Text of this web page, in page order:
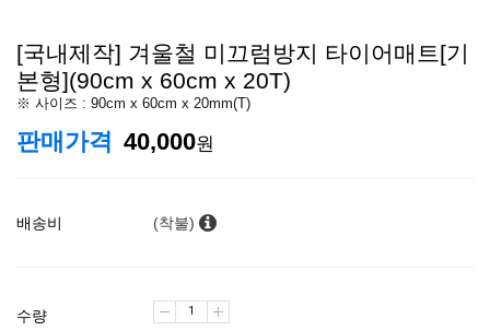
[국내제작] 겨울철 미끄럼방지 타이어매트[기
본형](90cm x 60cm x 20T)
※ 사이즈 : 90cm x 60cm x 20mm(T)
판매가격 40,000원
배송비 (착불)
수량